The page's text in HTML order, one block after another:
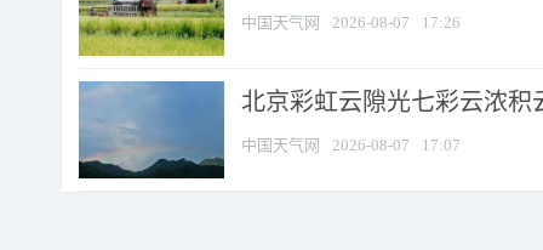
中国天气网 2026-08-07 17:26
北京彩虹云隙光七彩云浓积
中国天气网 2026-08-07 17:07